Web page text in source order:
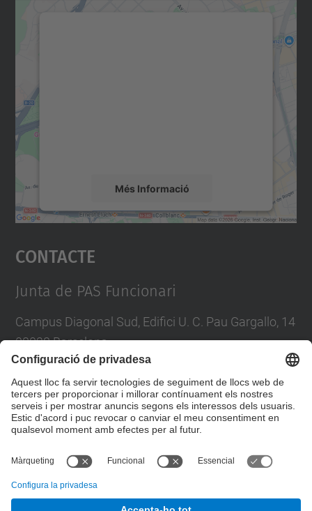
Més Informació
Accepta
powered by
Contacte
Junta de PAS Funcionari
Campus Diagonal Sud, Edifici U. C. Pau Gargallo, 14
08028 Barcelona
E-mail :junta.pasf@upc.edu
Formulari de contacte